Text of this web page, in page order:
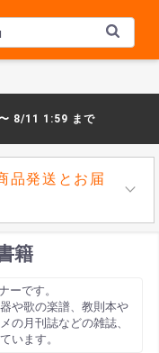
8/11 1:59 まで
品発送とお届
籍
ーです。
や歌の楽譜、教則本や
の月刊誌などの雑誌、
います。